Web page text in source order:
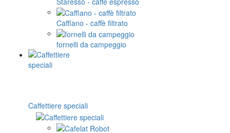
Cafflano - caffè filtrato
fornelli da campeggio
Caffettiere speciali